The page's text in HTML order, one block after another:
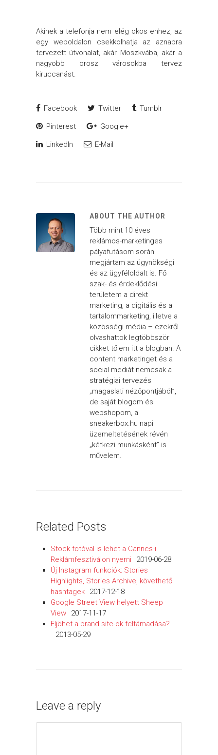
Akinek a telefonja nem elég okos ehhez, az
egy weboldalon csekkolhatja az aznapra
tervezett útvonalat, akár Moszkvába, akár a
nagyobb orosz városokba tervez
kiruccanást.
Facebook Twitter Tumblr
Pinterest Google+
LinkedIn E-Mail
ABOUT THE AUTHOR
Több mint 10 éves
reklámos-marketinges
pályafutásom során
megjártam az ügynökségi
és az ügyféloldalt is. Fő
szak- és érdeklődési
területem a direkt
marketing, a digitális és a
tartalommarketing, illetve a
közösségi média – ezekről
olvashattok legtöbbször
cikket tőlem itt a blogban. A
content marketinget és a
social mediát nemcsak a
stratégiai tervezés
„magaslati nézőpontjából”,
de saját blogom és
webshopom, a
sneakerbox.hu napi
üzemeltetésének révén
„kétkezi munkásként” is
művelem.
Related Posts
Stock fotóval is lehet a Cannes-i
Reklámfesztiválon nyerni
2019-06-28
Új Instagram funkciók: Stories
Highlights, Stories Archive, követhető
hashtagek
2017-12-18
Google Street View helyett Sheep
View
2017-11-17
Eljöhet a brand site-ok feltámadása?
2013-05-29
Leave a reply